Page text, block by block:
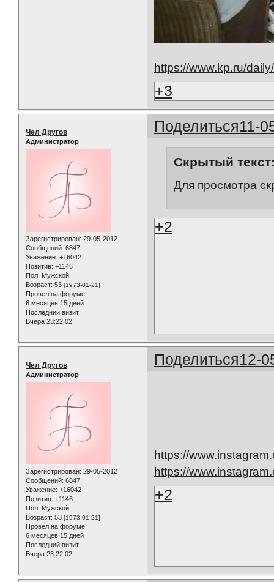
https://www.kp.ru/
+3
Поделиться11-
Чел Другов
Администратор
Зарегистрирован: 29-05-2012
Сообщений: 6847
Уважение: +16042
Позитив: +1146
Пол: Мужской
Возраст: 53 [1973-01-21]
Провел на форуме:
6 месяцев 15 дней
Последний визит:
Вчера 23:22:02
Скрытый
Для просмотра
+2
Поделиться12-
Чел Другов
Администратор
Зарегистрирован: 29-05-2012
Сообщений: 6847
Уважение: +16042
Позитив: +1146
Пол: Мужской
Возраст: 53 [1973-01-21]
Провел на форуме:
6 месяцев 15 дней
Последний визит:
Вчера 23:22:02
https://
https://
+2